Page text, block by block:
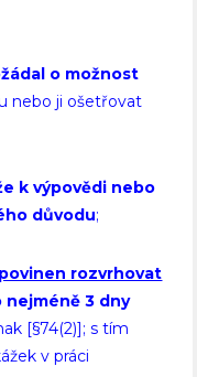
o možnost
nebo ji ošetřovat
k výpovědi nebo
důvodu;
rozvrhovat
nejméně 3 dny
[§74(2)]; s tím
v práci